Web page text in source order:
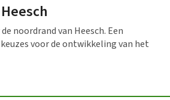
noordrand van Heesch. Een
voor de ontwikkeling van het